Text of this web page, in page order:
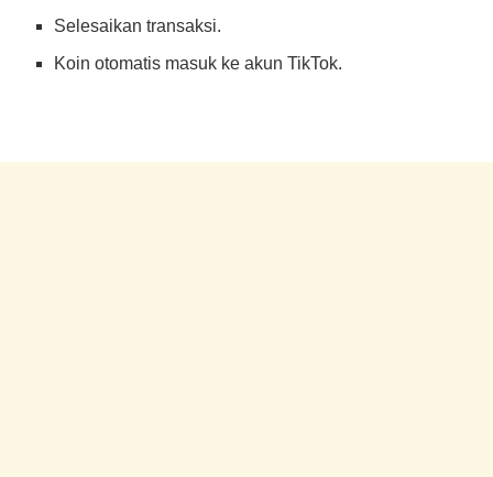
Selesaikan transaksi.
Koin otomatis masuk ke akun TikTok.